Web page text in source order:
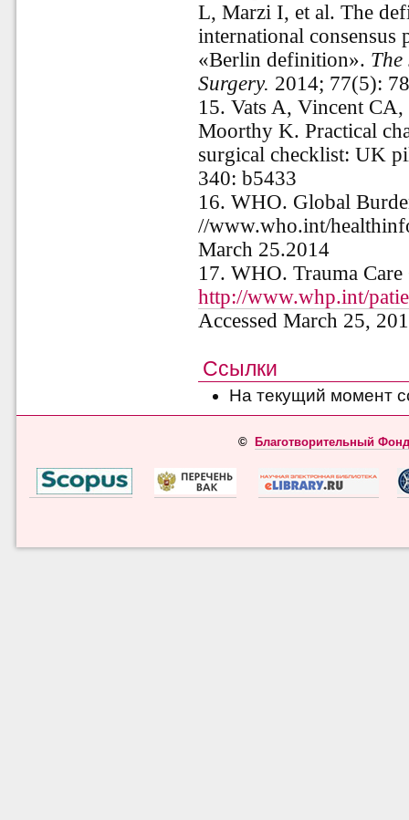
L, Marzi I, et al. The
international consensus
«Berlin definition».
Surgery. 2014; 77(5):
15. Vats A, Vincent
Moorthy K. Practical
surgical checklist: UK
340: b5433
16. WHO. Global
//www.who.int/
March 25.2014
17. WHO. Trauma
http://www.whp.int/
Accessed March 25,
Ссылки
На текущий момент
© Благотворительный